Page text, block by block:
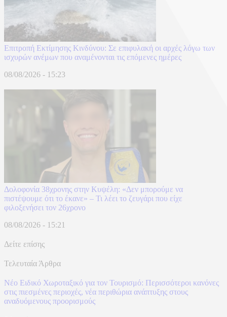
Επιτροπή Εκτίμησης Κινδύνου: Σε επιφυλακή οι αρχές λόγω των
ισχυρών ανέμων που αναμένονται τις επόμενες ημέρες
08/08/2026 - 15:23
Δολοφονία 38χρονης στην Κυψέλη: «Δεν μπορούμε να
πιστέψουμε ότι το έκανε» – Τι λέει το ζευγάρι που είχε
φιλοξενήσει τον 26χρονο
08/08/2026 - 15:21
Δείτε επίσης
Τελευταία Άρθρα
Νέο Ειδικό Χωροταξικό για τον Τουρισμό: Περισσότεροι κανόνες
στις πιεσμένες περιοχές, νέα περιθώρια ανάπτυξης στους
αναδυόμενους προορισμούς